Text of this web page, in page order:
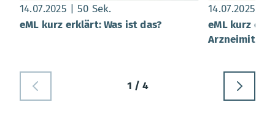
Datum:
14.07.2025 , Dauer:
50 Sek.
eML kurz erklärt: Was ist das?
Datum:
14.07.2025
eML kurz
Arzneimitteln
1 / 4